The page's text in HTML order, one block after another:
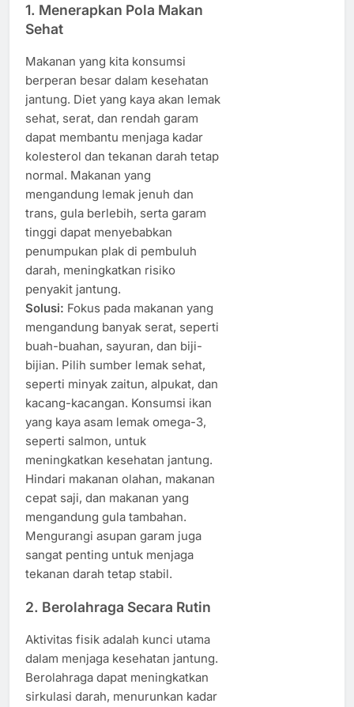
1. Menerapkan Pola Makan
Sehat
Makanan yang kita konsumsi
berperan besar dalam kesehatan
jantung. Diet yang kaya akan lemak
sehat, serat, dan rendah garam
dapat membantu menjaga kadar
kolesterol dan tekanan darah tetap
normal. Makanan yang
mengandung lemak jenuh dan
trans, gula berlebih, serta garam
tinggi dapat menyebabkan
penumpukan plak di pembuluh
darah, meningkatkan risiko
penyakit jantung.
Solusi: Fokus pada makanan yang
mengandung banyak serat, seperti
buah-buahan, sayuran, dan biji-
bijian. Pilih sumber lemak sehat,
seperti minyak zaitun, alpukat, dan
kacang-kacangan. Konsumsi ikan
yang kaya asam lemak omega-3,
seperti salmon, untuk
meningkatkan kesehatan jantung.
Hindari makanan olahan, makanan
cepat saji, dan makanan yang
mengandung gula tambahan.
Mengurangi asupan garam juga
sangat penting untuk menjaga
tekanan darah tetap stabil.
2. Berolahraga Secara Rutin
Aktivitas fisik adalah kunci utama
dalam menjaga kesehatan jantung.
Berolahraga dapat meningkatkan
sirkulasi darah, menurunkan kadar